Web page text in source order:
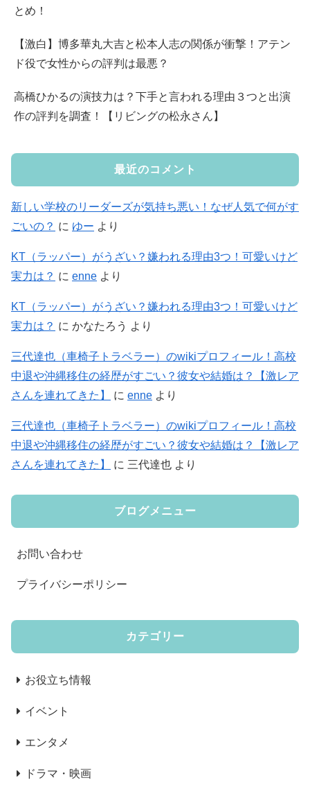
とめ！
【激白】博多華丸大吉と松本人志の関係が衝撃！アテン
ド役で女性からの評判は最悪？
高橋ひかるの演技力は？下手と言われる理由３つと出演
作の評判を調査！【リビングの松永さん】
最近のコメント
新しい学校のリーダーズが気持ち悪い！なぜ人気で何がす
ごいの？ に ゆー より
KT（ラッパー）がうざい？嫌われる理由3つ！可愛いけど
実力は？ に enne より
KT（ラッパー）がうざい？嫌われる理由3つ！可愛いけど
実力は？ に かなたろう より
三代達也（車椅子トラベラー）のwikiプロフィール！高校
中退や沖縄移住の経歴がすごい？彼女や結婚は？【激レア
さんを連れてきた】
に enne より
三代達也（車椅子トラベラー）のwikiプロフィール！高校
中退や沖縄移住の経歴がすごい？彼女や結婚は？【激レア
さんを連れてきた】
に 三代達也 より
ブログメニュー
お問い合わせ
プライバシーポリシー
カテゴリー
お役立ち情報
イベント
エンタメ
ドラマ・映画